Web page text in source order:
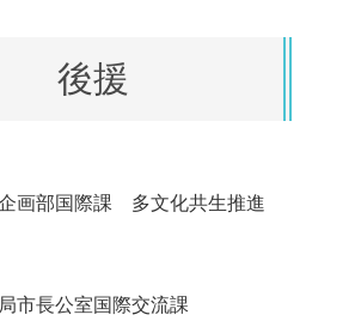
後援
画部国際課 多文化共生推進
市長公室国際交流課